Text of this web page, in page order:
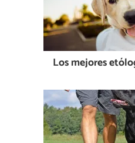
Los mejores